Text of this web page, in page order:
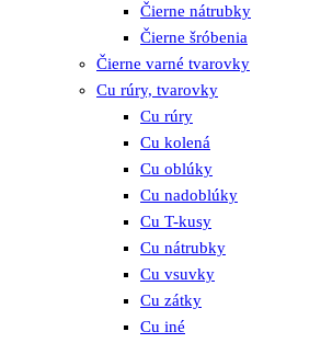
Čierne nátrubky
Čierne šróbenia
Čierne varné tvarovky
Cu rúry, tvarovky
Cu rúry
Cu kolená
Cu oblúky
Cu nadoblúky
Cu T-kusy
Cu nátrubky
Cu vsuvky
Cu zátky
Cu iné